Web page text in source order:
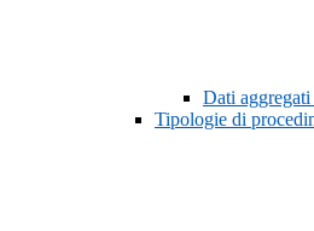
Dati
Tipologie di